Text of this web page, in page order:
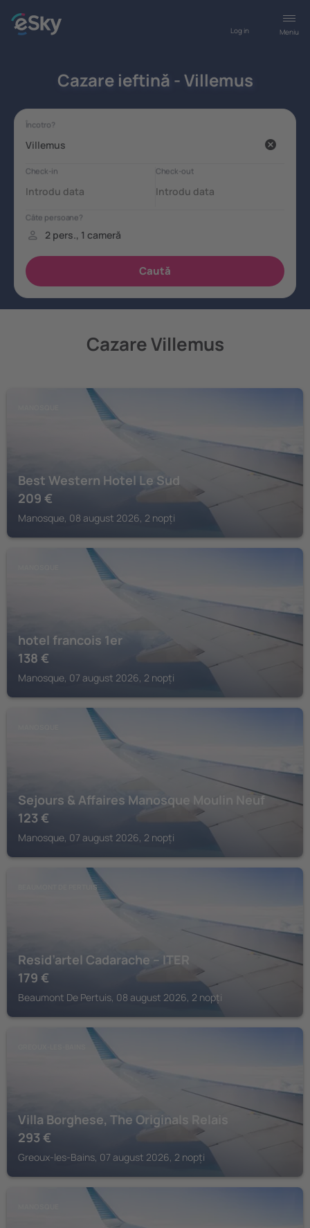
Meniu
Log in
Cazare ieftină - Villemus
Cazare Villemus
Best Western Hotel Le Sud
209 €
Manosque, 08 august 2026, 2 nopți
hotel francois 1er
138 €
Manosque, 07 august 2026, 2 nopți
Sejours & Affaires Manosque Moulin Neuf
123 €
Manosque, 07 august 2026, 2 nopți
BEAUMONT DE PERTUIS
Resid’artel Cadarache – ITER
179 €
Beaumont De Pertuis, 08 august 2026, 2 nopți
Villa Borghese, The Originals Relais
293 €
Greoux-les-Bains, 07 august 2026, 2 nopți